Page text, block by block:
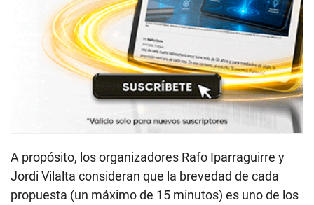
A propósito, los organizadores Rafo Iparraguirre y
Jordi Vilalta consideran que la brevedad de cada
propuesta (un máximo de 15 minutos) es uno de los